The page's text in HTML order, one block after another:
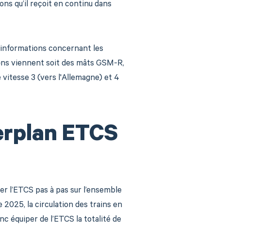
qu’il reçoit en continu dans
concernant les
viennent soit des mâts GSM-R,
vitesse 3 (vers l'Allemagne) et 4
ETCS
l’ETCS pas à pas sur l’ensemble
2025, la circulation des trains en
équiper de l’ETCS la totalité de